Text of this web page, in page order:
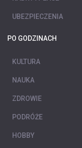
UBEZPIECZENIA
PO GODZINACH
KULTURA
NAUKA
ZDROWIE
PODRÓŻE
HOBBY